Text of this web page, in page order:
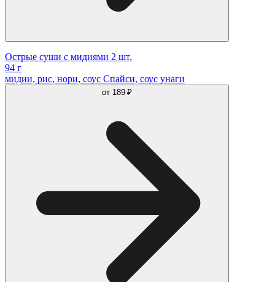
Острые суши с мидиями 2 шт.
94 г
мидии, рис, нори, соус Спайси, соус унаги
от 189 ₽